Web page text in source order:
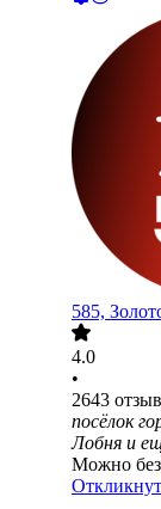
585,
4.0
•
2643
посёлок
Лобня и
Можно